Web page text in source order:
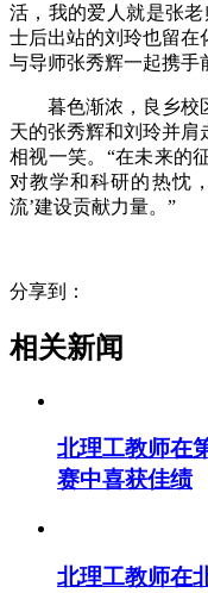
活，我的爱人就是张
士后出站的刘玲也留在
与导师张秀辉一起携手
暮色渐浓，良乡校
天的张秀辉和刘玲并肩
相视一笑。“在未来的
对教学和科研的热忱
流’建设贡献力量。”
分享到：
相关新闻
北理工教师在
赛中喜获佳绩
北理工教师在